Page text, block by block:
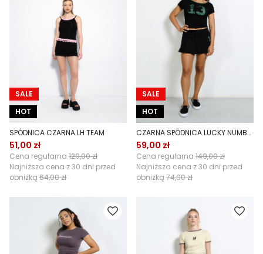
SALE
HOT
SPÓDNICA CZARNA LH TEAM
51,00 zł
Cena regularna 129,00 zł
Najniższa cena z 30 dni przed
obniżką 64,00 zł
SALE
HOT
CZARNA SPÓDNICA LUCKY NUMBER
59,00 zł
Cena regularna 149,00 zł
Najniższa cena z 30 dni przed
obniżką 74,00 zł